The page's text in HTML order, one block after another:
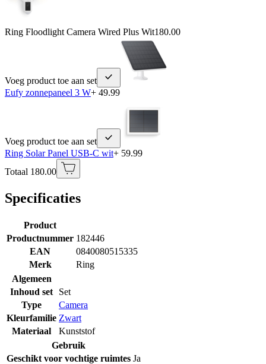
Ring Floodlight Camera Wired Plus Wit180.00
Voeg product toe aan set
Eufy zonnepaneel 3 W+ 49.99
Voeg product toe aan set
Ring Solar Panel USB-C wit+ 59.99
Totaal 180.00
Specificaties
Product
Productnummer 182446
EAN
0840080515335
Merk
Ring
Algemeen
Inhoud set
Set
Type
Camera
Kleurfamilie Zwart
Materiaal
Kunststof
Gebruik
Geschikt voor vochtige ruimtes Ja